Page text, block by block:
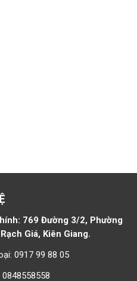
769 Đường 3/2, Phường
Giá, Kiên Giang.
0917 99 88 05